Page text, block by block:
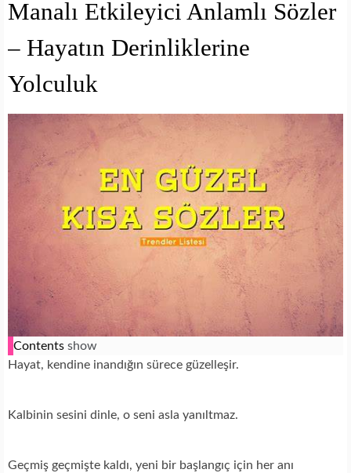
Manalı Etkileyici Anlamlı Sözler
– Hayatın Derinliklerine
Yolculuk
Contents show
Hayat, kendine inandığın sürece güzelleşir.
Kalbinin sesini dinle, o seni asla yanıltmaz.
Geçmiş geçmişte kaldı, yeni bir başlangıç için her anı